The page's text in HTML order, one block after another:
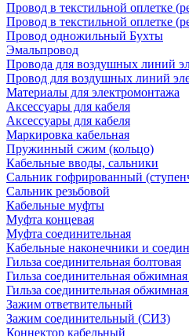
Провод в текстильной оплетке
Провод в текстильной оплетке
Провод одножильный Бухты
Эмальпровод
Провода для воздушных линий
Провод для воздушных линий
Материалы для электромонтажа
Аксессуары для кабеля
Аксессуары для кабеля
Маркировка кабельная
Пружинный сжим (кольцо)
Кабельные вводы, сальники
Сальник гофрированный
Сальник резьбовой
Кабельные муфты
Муфта концевая
Муфта соединительная
Кабельные наконечники и
Гильза соединительная болтовая
Гильза соединительная
Гильза соединительная
Зажим ответвительный
Зажим соединительный (СИЗ)
Коннектор кабельный